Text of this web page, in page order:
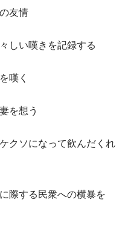
友情
しい嘆きを記録する
嘆く
を想う
クソになって飲んだくれ
際する民衆への横暴を